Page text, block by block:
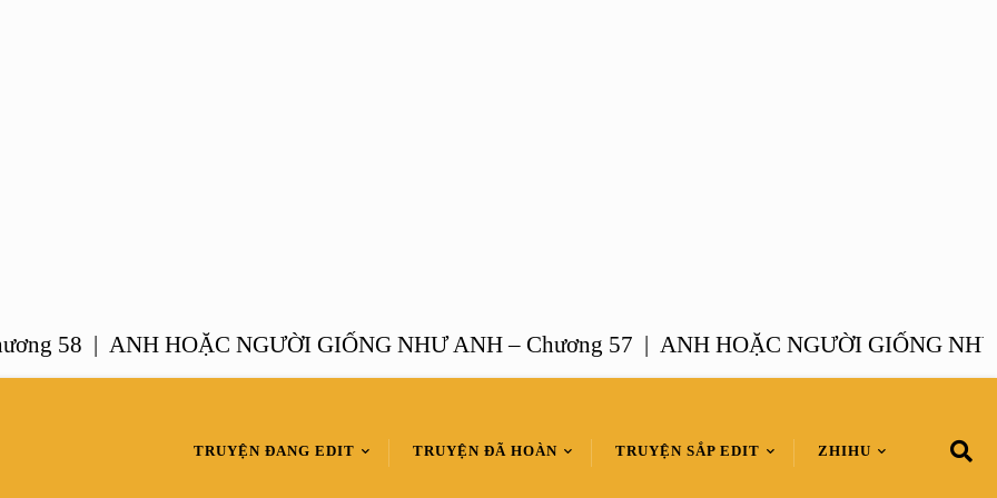
58 |ANH HOẶC NGƯỜI GIỐNG NHƯ ANH – Chương 57 |ANH HOẶC NGƯỜI GIỐNG NHƯ
TRUYỆN ĐANG EDIT TRUYỆN ĐÃ HOÀN TRUYỆN SẮP EDIT ZHIHU